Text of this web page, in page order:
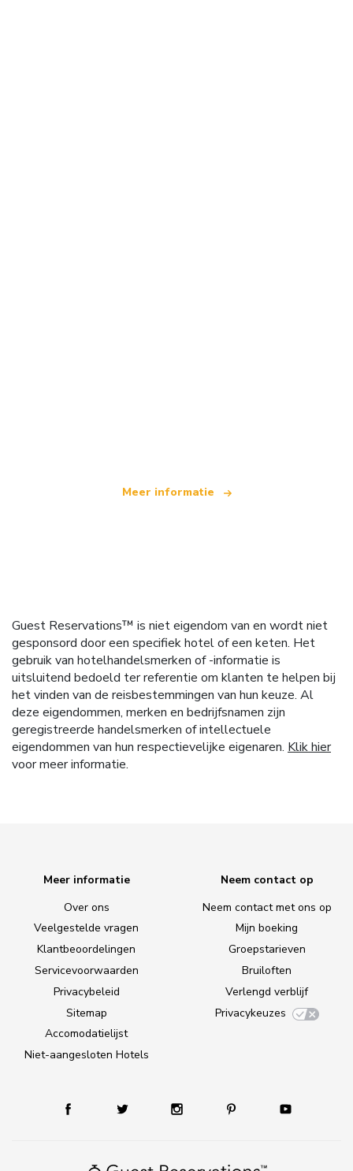
Meer informatie
Guest Reservations™ is niet eigendom van en wordt niet
gesponsord door een specifiek hotel of een keten. Het
gebruik van hotelhandelsmerken of -informatie is
uitsluitend bedoeld ter referentie om klanten te helpen bij
het vinden van de reisbestemmingen van hun keuze. Al
deze eigendommen, merken en bedrijfsnamen zijn
geregistreerde handelsmerken of intellectuele
eigendommen van hun respectievelijke eigenaren. Klik hier
voor meer informatie.
Meer informatie
Over ons
Veelgestelde vragen
Klantbeoordelingen
Servicevoorwaarden
Privacybeleid
Sitemap
Accomodatielijst
Niet-aangesloten Hotels
Neem contact op
Neem contact met ons op
Mijn boeking
Groepstarieven
Bruiloften
Verlengd verblijf
Privacykeuzes